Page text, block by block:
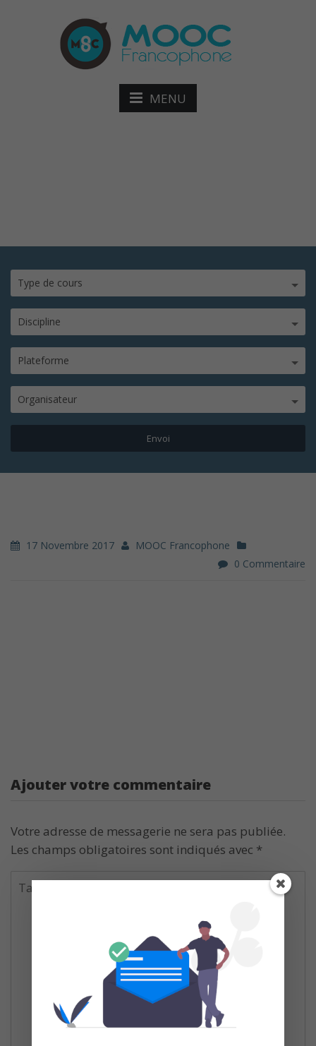
MENU
Type de cours
Discipline
Plateforme
Organisateur
17 Novembre 2017
MOOC Francophone
0 Commentaire
Ajouter votre commentaire
Votre adresse de messagerie ne sera pas publiée.
Les champs obligatoires sont indiqués avec *